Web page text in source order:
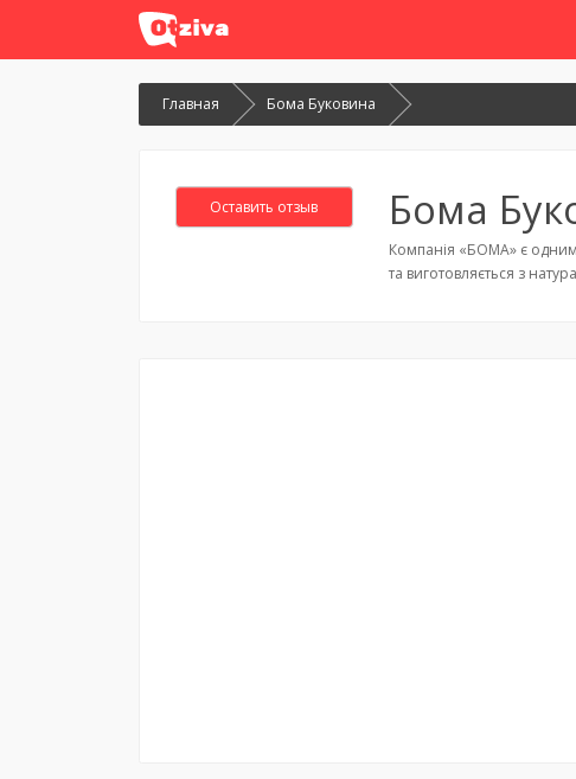
Главная Бома Буковина
Оставить отзыв Бома
Компанія «БОМА» є одним
та виготовляється з